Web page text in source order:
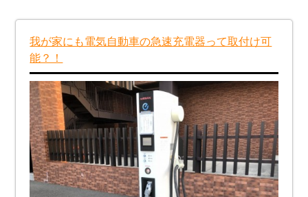
我が家にも電気自動車の急速充電器って取付け可
能？！